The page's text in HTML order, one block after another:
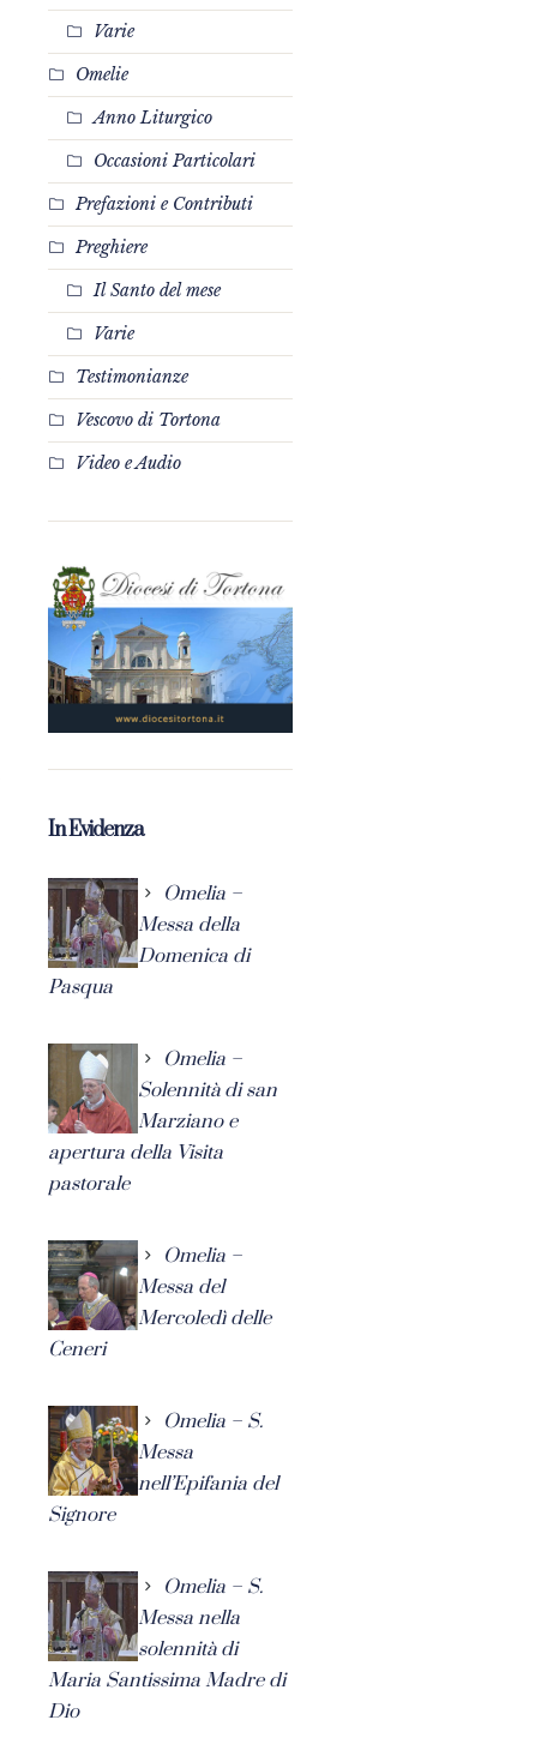
Varie
Omelie
Anno Liturgico
Occasioni Particolari
Prefazioni e Contributi
Preghiere
Il Santo del mese
Varie
Testimonianze
Vescovo di Tortona
Video e Audio
In Evidenza
Omelia –
Messa della
Domenica di
Pasqua
Omelia –
Solennità di san
Marziano e
apertura della Visita
pastorale
Omelia –
Messa del
Mercoledì delle
Ceneri
Omelia – S.
Messa
nell’Epifania del
Signore
Omelia – S.
Messa nella
solennità di
Maria Santissima Madre di
Dio